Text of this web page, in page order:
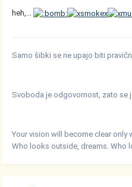
heh,...
Samo šibki se ne upajo biti
Svoboda je odgovornost, zato se
Your vision will become clear only
Who looks outside, dreams. Who